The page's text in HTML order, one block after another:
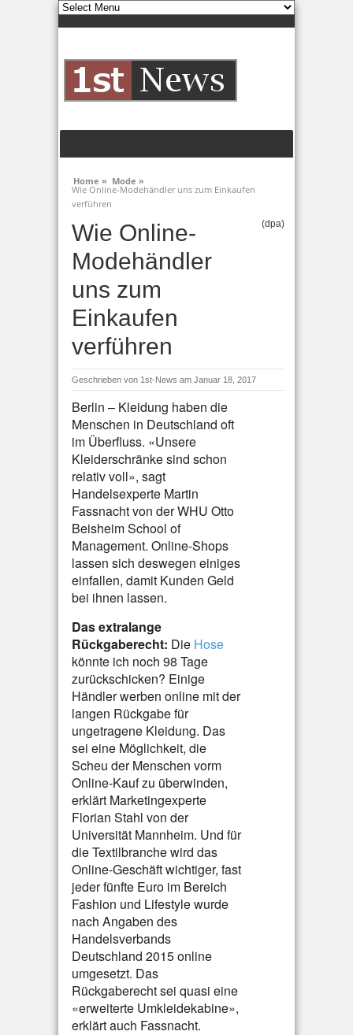
Home » Mode »
Wie Online-Modehändler uns zum Einkaufen
verführen
Wie Online-
Modehändler
uns zum
Einkaufen
verführen
(dpa)
Geschrieben von 1st-News am Januar 18, 2017
Berlin – Kleidung haben die
Menschen in Deutschland oft
im Überfluss. «Unsere
Kleiderschränke sind schon
relativ voll», sagt
Handelsexperte Martin
Fassnacht von der WHU Otto
Beisheim School of
Management. Online-Shops
lassen sich deswegen einiges
einfallen, damit Kunden Geld
bei ihnen lassen.
Das extralange
Rückgaberecht: Die Hose
könnte ich noch 98 Tage
zurückschicken? Einige
Händler werben online mit der
langen Rückgabe für
ungetragene Kleidung. Das
sei eine Möglichkeit, die
Scheu der Menschen vorm
Online-Kauf zu überwinden,
erklärt Marketingexperte
Florian Stahl von der
Universität Mannheim. Und für
die Textilbranche wird das
Online-Geschäft wichtiger, fast
jeder fünfte Euro im Bereich
Fashion und Lifestyle wurde
nach Angaben des
Handelsverbands
Deutschland 2015 online
umgesetzt. Das
Rückgaberecht sei quasi eine
«erweiterte Umkleidekabine»,
erklärt auch Fassnacht.